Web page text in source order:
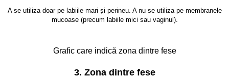
A se utiliza doar pe labiile mari și perineu. A nu se utiliza pe membranele
mucoase (precum labiile mici sau vaginul).
Grafic care indică zona dintre fese
3. Zona dintre fese